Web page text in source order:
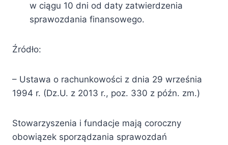
w ciągu 10 dni od daty zatwierdzenia
sprawozdania finansowego.
Źródło:
– Ustawa o rachunkowości z dnia 29 września
1994 r. (Dz.U. z 2013 r., poz. 330 z późn. zm.)
Stowarzyszenia i fundacje mają coroczny
obowiązek sporządzania sprawozdań